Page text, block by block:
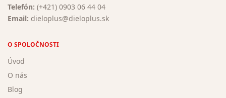
Telefón: (+421) 0903 06 44 04
Email: dieloplus@dieloplus.sk
O SPOLOČNOSTI
Úvod
O nás
Blog